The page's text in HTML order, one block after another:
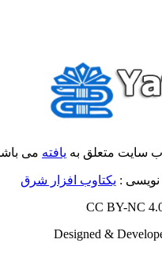
سایت متعلق بهیافتهمی باشد.
: یکتاوب افزار شرق
Designed &